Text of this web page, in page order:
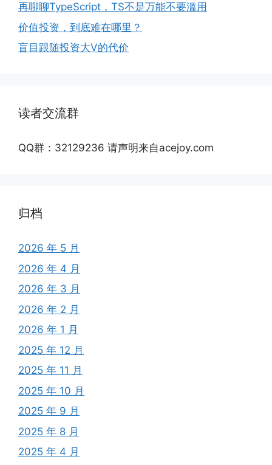
再聊聊TypeScript，TS不是万能不要滥用
价值投资，到底难在哪里？
盲目跟随投资大V的代价
读者交流群
QQ群：32129236 请声明来自acejoy.com
归档
2026 年 5 月
2026 年 4 月
2026 年 3 月
2026 年 2 月
2026 年 1 月
2025 年 12 月
2025 年 11 月
2025 年 10 月
2025 年 9 月
2025 年 8 月
2025 年 4 月